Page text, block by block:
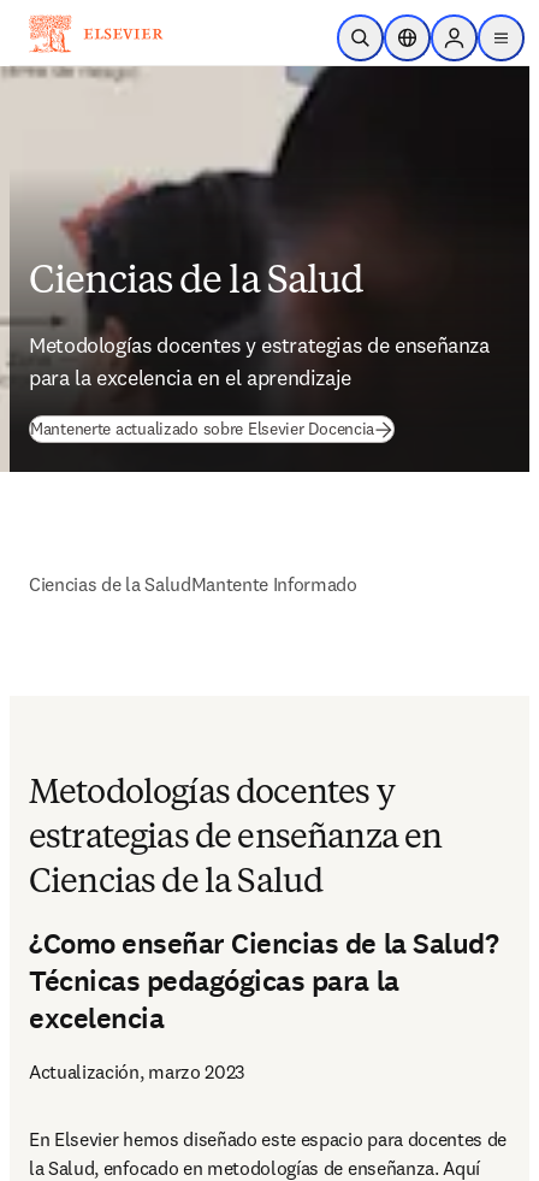
Passer au contenu principal
Ouvrir la recherche
Sélecteur de
Sign in to
menu
Ciencias de la Salud
Metodologías docentes y estrategias de enseñanza
para la excelencia en el aprendizaje
Mantenerte actualizado sobre Elsevier Docencia
Ciencias de la SaludMantente Informado
Metodologías docentes y
estrategias de enseñanza en
Ciencias de la Salud
¿Como enseñar Ciencias de la Salud?
Técnicas pedagógicas para la
excelencia
Actualización, marzo 2023
En Elsevier hemos diseñado este espacio para docentes de
la Salud, enfocado en metodologías de enseñanza. Aquí